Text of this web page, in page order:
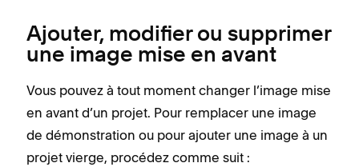
Ajouter, modifier ou supprimer
une image mise en avant
Vous pouvez à tout moment changer l’image mise
en avant d’un projet. Pour remplacer une image
de démonstration ou pour ajouter une image à un
projet vierge, procédez comme suit :